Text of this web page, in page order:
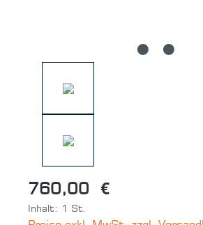
760,00 €
Inhalt: 1 St.